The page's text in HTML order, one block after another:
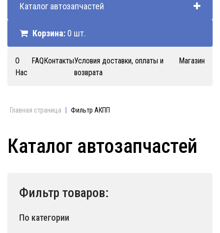
Каталог автозапчастей
Корзина: 0 шт.
О
Нас
FAQКонтактыУсловия доставки, оплаты и
возврата
Магазин
Главная страница Фильтр АКПП
Каталог автозапчастей
Фильтр товаров:
По категории